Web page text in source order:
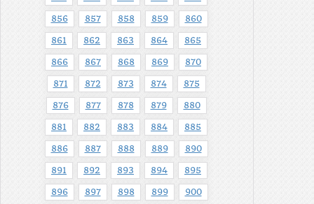
856 857 858 859 860
861 862 863 864 865
866 867 868 869 870
871 872 873 874 875
876 877 878 879 880
881 882 883 884 885
886 887 888 889 890
891 892 893 894 895
896 897 898 899 900